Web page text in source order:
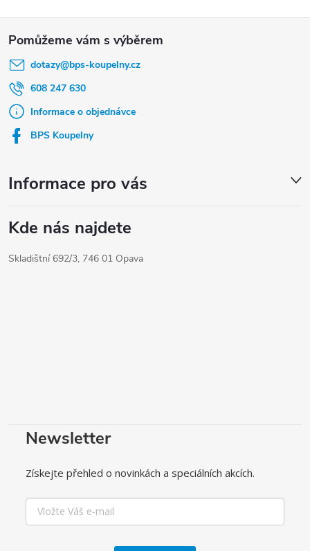
dotazy@bps-koupelny.cz
608 247 630
Informace o objednávce
BPS Koupelny
Informace pro vás
Kde nás najdete
Skladištní 692/3, 746 01 Opava
Newsletter
Získejte přehled o novinkách a speciálních akcích.